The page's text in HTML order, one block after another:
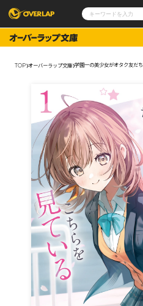
コミックガルド
コミッククリエ
コミックエッセイ
ポケットモンスター
アニメ
ゲーム
企業
会社概要
採用情報
アクセス
オーバーラップホールディングス
オーバーラ
オーバーラッ
オーバーラッ
ロサージ
TOP オーバーラップ文庫 学園一の美少女がオタク友だ